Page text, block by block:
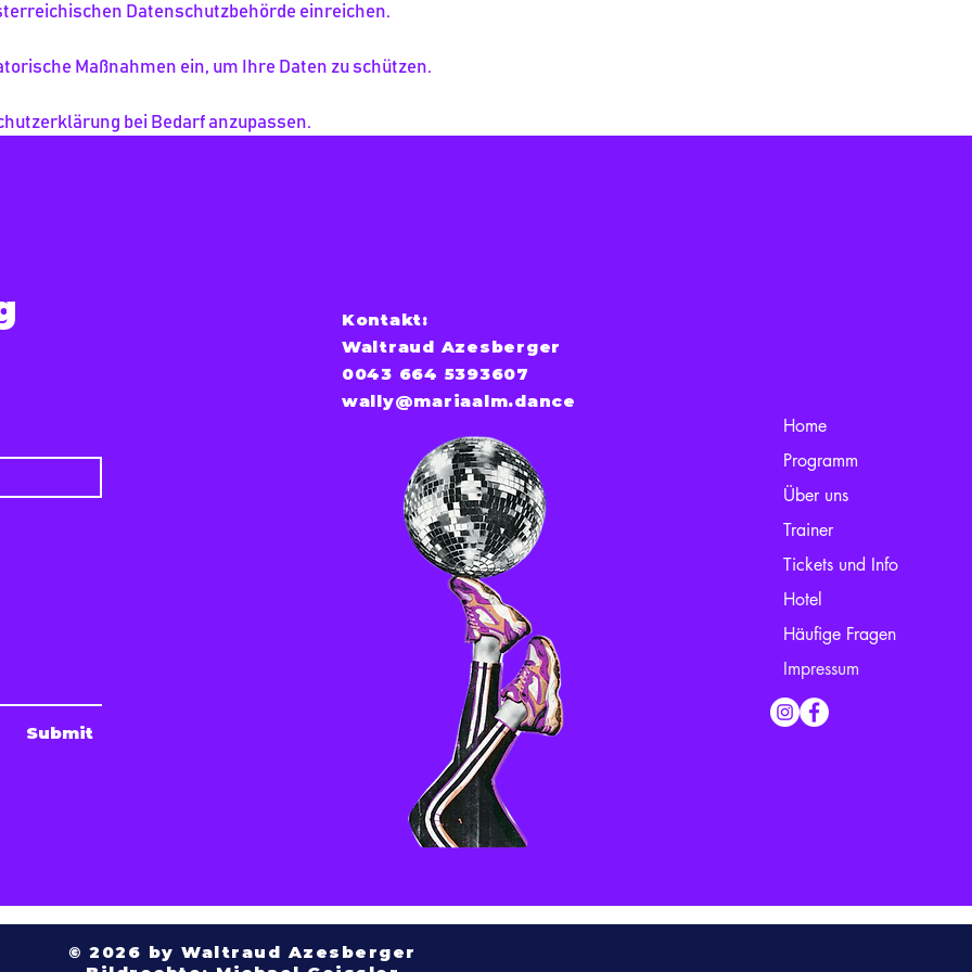
Datenschutzbehörde einreichen.
Maßnahmen ein, um Ihre Daten zu schützen.
bei Bedarf anzupassen.
Submit
Kontakt:
Waltraud Azesberger
0043 664 5393607
wally@mariaalm.dance
Home
Programm
Über uns
Trainer
Tickets und Info
Hotel
Häufige Fragen
Impressum
© 2026 by Waltraud Azesberger